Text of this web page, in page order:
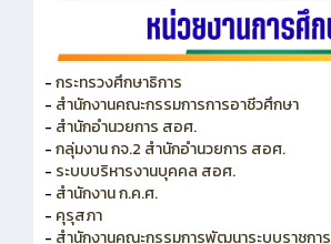
-กระทรวงศึกษาธิการ
- สำนักงานคณะกรรมการการอาชีวศึกษา
- สำนักอำนวยการ สอศ.
-กลุ่มงาน กจ.2 สำนักอำนวยการ สอศ.
- ระบบบริหารงานบุคคล สอศ.
- สำนักงาน ก.ค.ศ.
- คุรุสภา
- สำนักงานคณะกรรมการพัฒนาระบบราชการ